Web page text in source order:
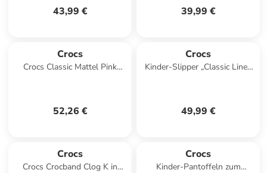
43,99 € 39,99 €
Crocs
Crocs Classic Mattel Pink
52,26 €
Crocs
Kinder-Slipper „Classic Lined
49,99 €
Crocs
Crocs Crocband Clog K in
Crocs
Kinder-Pantoffeln zum